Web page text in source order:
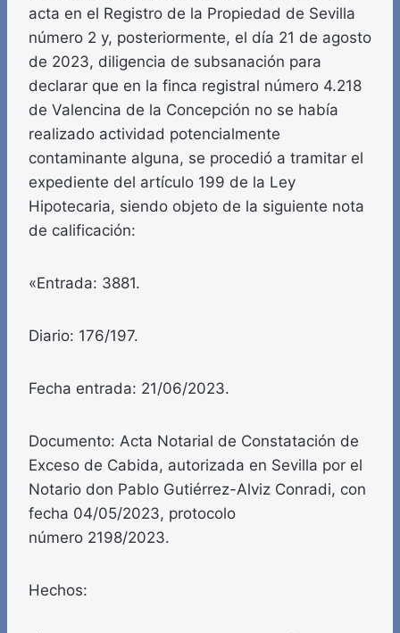
acta en el Registro de la Propiedad de Sevilla
número 2 y, posteriormente, el día 21 de agosto
de 2023, diligencia de subsanación para
declarar que en la finca registral número 4.218
de Valencina de la Concepción no se había
realizado actividad potencialmente
contaminante alguna, se procedió a tramitar el
expediente del artículo 199 de la Ley
Hipotecaria, siendo objeto de la siguiente nota
de calificación:
«Entrada: 3881.
Diario: 176/197.
Fecha entrada: 21/06/2023.
Documento: Acta Notarial de Constatación de
Exceso de Cabida, autorizada en Sevilla por el
Notario don Pablo Gutiérrez-Alviz Conradi, con
fecha 04/05/2023, protocolo
número 2198/2023.
Hechos: